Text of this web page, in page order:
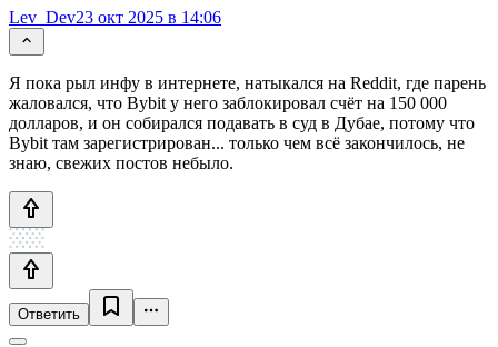
Lev_Dev23 окт 2025 в 14:06
Я пока рыл инфу в интернете, натыкался на Reddit, где парень
жаловался, что Bybit у него заблокировал счёт на 150 000
долларов, и он собирался подавать в суд в Дубае, потому что
Bybit там зарегистрирован... только чем всё закончилось, не
знаю, свежих постов небыло.
Ответить